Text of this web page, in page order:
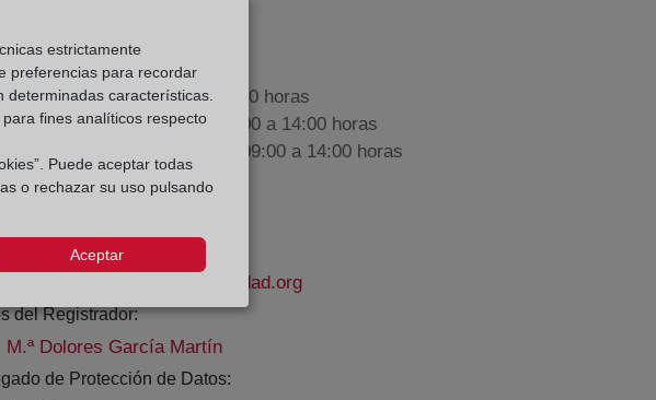
a viernes de 09:00 a 17:00 horas
De lunes a viernes de 09:00 a 14:00 horas
días 24 y 31 de diciembre de 09:00 a 14:00 horas
95 207 07 58
malaga1@registrodelapropiedad.org
del Registrador:
M.ª Dolores García Martín
de Protección de Datos:
estrictamente
preferencias para recordar
determinadas características.
fines analíticos respecto
Puede aceptar todas
o rechazar su uso pulsando
Aceptar